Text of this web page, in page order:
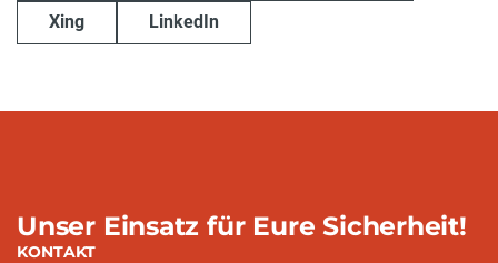
Xing LinkedIn
Unser Einsatz für Eure Sicherheit!
KONTAKT